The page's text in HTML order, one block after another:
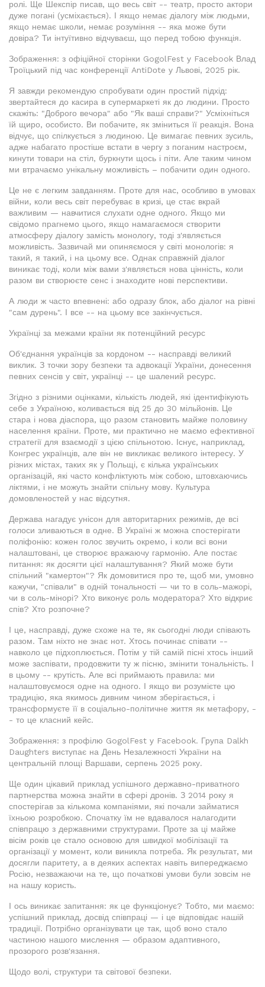
ролі. Ще Шекспір писав, що весь світ -- театр, просто актори
дуже погані (усміхається). І якщо немає діалогу між людьми,
якщо немає школи, немає розуміння -- яка може бути
довіра? Ти інтуїтивно відчуваєш, що перед тобою функція.
Зображення: з офіційної сторінки GogolFest у Facebook Влад
Троїцький під час конференції AntiDоte у Львові, 2025 рік.
Я завжди рекомендую спробувати один простий підхід:
звертайтеся до касира в супермаркеті як до людини. Просто
скажіть: "Доброго вечора" або "Як ваші справи?" Усміхніться
їй щиро, особисто. Ви побачите, як зміниться її реакція. Вона
відчує, що спілкується з людиною. Це вимагає певних зусиль,
адже набагато простіше встати в чергу з поганим настроєм,
кинути товари на стіл, буркнути щось і піти. Але таким чином
ми втрачаємо унікальну можливість – побачити один одного.
Це не є легким завданням. Проте для нас, особливо в умовах
війни, коли весь світ перебуває в кризі, це стає вкрай
важливим — навчитися слухати одне одного. Якщо ми
свідомо прагнемо цього, якщо намагаємося створити
атмосферу діалогу замість монологу, тоді з'являється
можливість. Зазвичай ми опиняємося у світі монологів: я
такий, я такий, і на цьому все. Однак справжній діалог
виникає тоді, коли між вами з'являється нова цінність, коли
разом ви створюєте сенс і знаходите нові перспективи.
А люди ж часто впевнені: або одразу блок, або діалог на рівні
"сам дурень". І все -- на цьому все закінчується.
Українці за межами країни як потенційний ресурс
Об'єднання українців за кордоном -- насправді великий
виклик. З точки зору безпеки та адвокації України, донесення
певних сенсів у світ, українці -- це шалений ресурс.
Згідно з різними оцінками, кількість людей, які ідентифікують
себе з Україною, коливається від 25 до 30 мільйонів. Це
стара і нова діаспора, що разом становить майже половину
населення країни. Проте, ми практично не маємо ефективної
стратегії для взаємодії з цією спільнотою. Існує, наприклад,
Конгрес українців, але він не викликає великого інтересу. У
різних містах, таких як у Польщі, є кілька українських
організацій, які часто конфліктують між собою, штовхаючись
ліктями, і не можуть знайти спільну мову. Культура
домовленостей у нас відсутня.
Держава нагадує унісон для авторитарних режимів, де всі
голоси зливаються в одне. В Україні ж можна спостерігати
поліфонію: кожен голос звучить окремо, і коли всі вони
налаштовані, це створює вражаючу гармонію. Але постає
питання: як досягти цієї налаштування? Який може бути
спільний "камертон"? Як домовитися про те, щоб ми, умовно
кажучи, "співали" в одній тональності — чи то в соль-мажорі,
чи в соль-мінорі? Хто виконує роль модератора? Хто відкриє
спів? Хто розпочне?
І це, насправді, дуже схоже на те, як сьогодні люди співають
разом. Там ніхто не знає нот. Хтось починає співати --
навколо це підхоплюється. Потім у тій самій пісні хтось інший
може заспівати, продовжити ту ж пісню, змінити тональність. І
в цьому -- крутість. Але всі приймають правила: ми
налаштовуємося одне на одного. І якщо ви розумієте цю
традицію, яка якимось дивним чином зберігається, і
трансформуєте її в соціально-політичне життя як метафору, -
- то це класний кейс.
Зображення: з профілю GogolFest у Facebook. Група Dalkh
Daughters виступає на День Незалежності України на
центральній площі Варшави, серпень 2025 року.
Ще один цікавий приклад успішного державно-приватного
партнерства можна знайти в сфері дронів. З 2014 року я
спостерігав за кількома компаніями, які почали займатися
їхньою розробкою. Спочатку їм не вдавалося налагодити
співпрацю з державними структурами. Проте за ці майже
вісім років це стало основою для швидкої мобілізації та
організації у момент, коли виникла потреба. Як результат, ми
досягли паритету, а в деяких аспектах навіть випереджаємо
Росію, незважаючи на те, що початкові умови були зовсім не
на нашу користь.
І ось виникає запитання: як це функціонує? Тобто, ми маємо:
успішний приклад, досвід співпраці — і це відповідає нашій
традиції. Потрібно організувати це так, щоб воно стало
частиною нашого мислення — образом адаптивного,
прозорого розв'язання.
Щодо волі, структури та світової безпеки.